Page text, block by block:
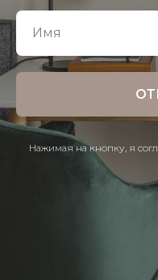
Нажимая на кнопку, я